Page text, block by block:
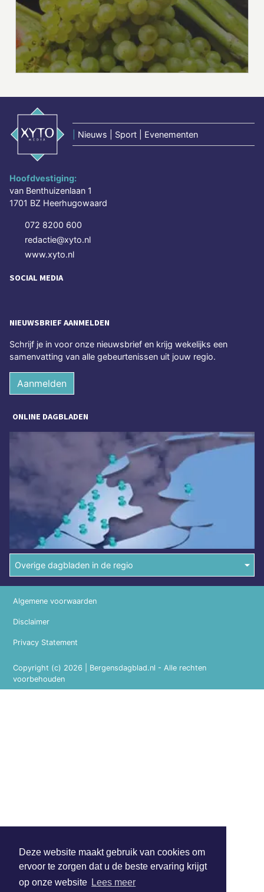
Deze website maakt gebruik van cookies om
ervoor te zorgen dat u de beste ervaring krijgt
op onze website Lees meer
Nieuws | Sport | Evenementen
Hoofdvestiging:
van Benthuizenlaan 1
1701 BZ Heerhugowaard
072 8200 600
redactie@xyto.nl
www.xyto.nl
SOCIAL MEDIA
NIEUWSBRIEF AANMELDEN
Schrijf je in voor onze nieuwsbrief en krijg wekelijks een
samenvatting van alle gebeurtenissen uit jouw regio.
Aanmelden
ONLINE DAGBLADEN
Overige dagbladen in de regio
Copyright (c) 2026 | Bergensdagblad.nl - Alle rechten
voorbehouden
Algemene voorwaarden
Disclaimer
Privacy Statement